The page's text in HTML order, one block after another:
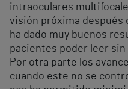
intraoculares
visión próxima después
ha dado muy buenos
pacientes poder leer
Por otra parte los
cuando este no se